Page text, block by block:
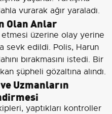
vurarak ağır yaraladı.
Olan Anlar
üzerine olay yerine
sevk edildi. Polis, Harun
bırakmasını istedi. Bir
şüpheli gözaltına alındı.
Uzmanların
yaptıkları kontroller